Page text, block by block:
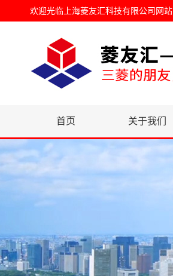
欢迎光临 上海菱友汇科技有限公司网站
首页 关于我们